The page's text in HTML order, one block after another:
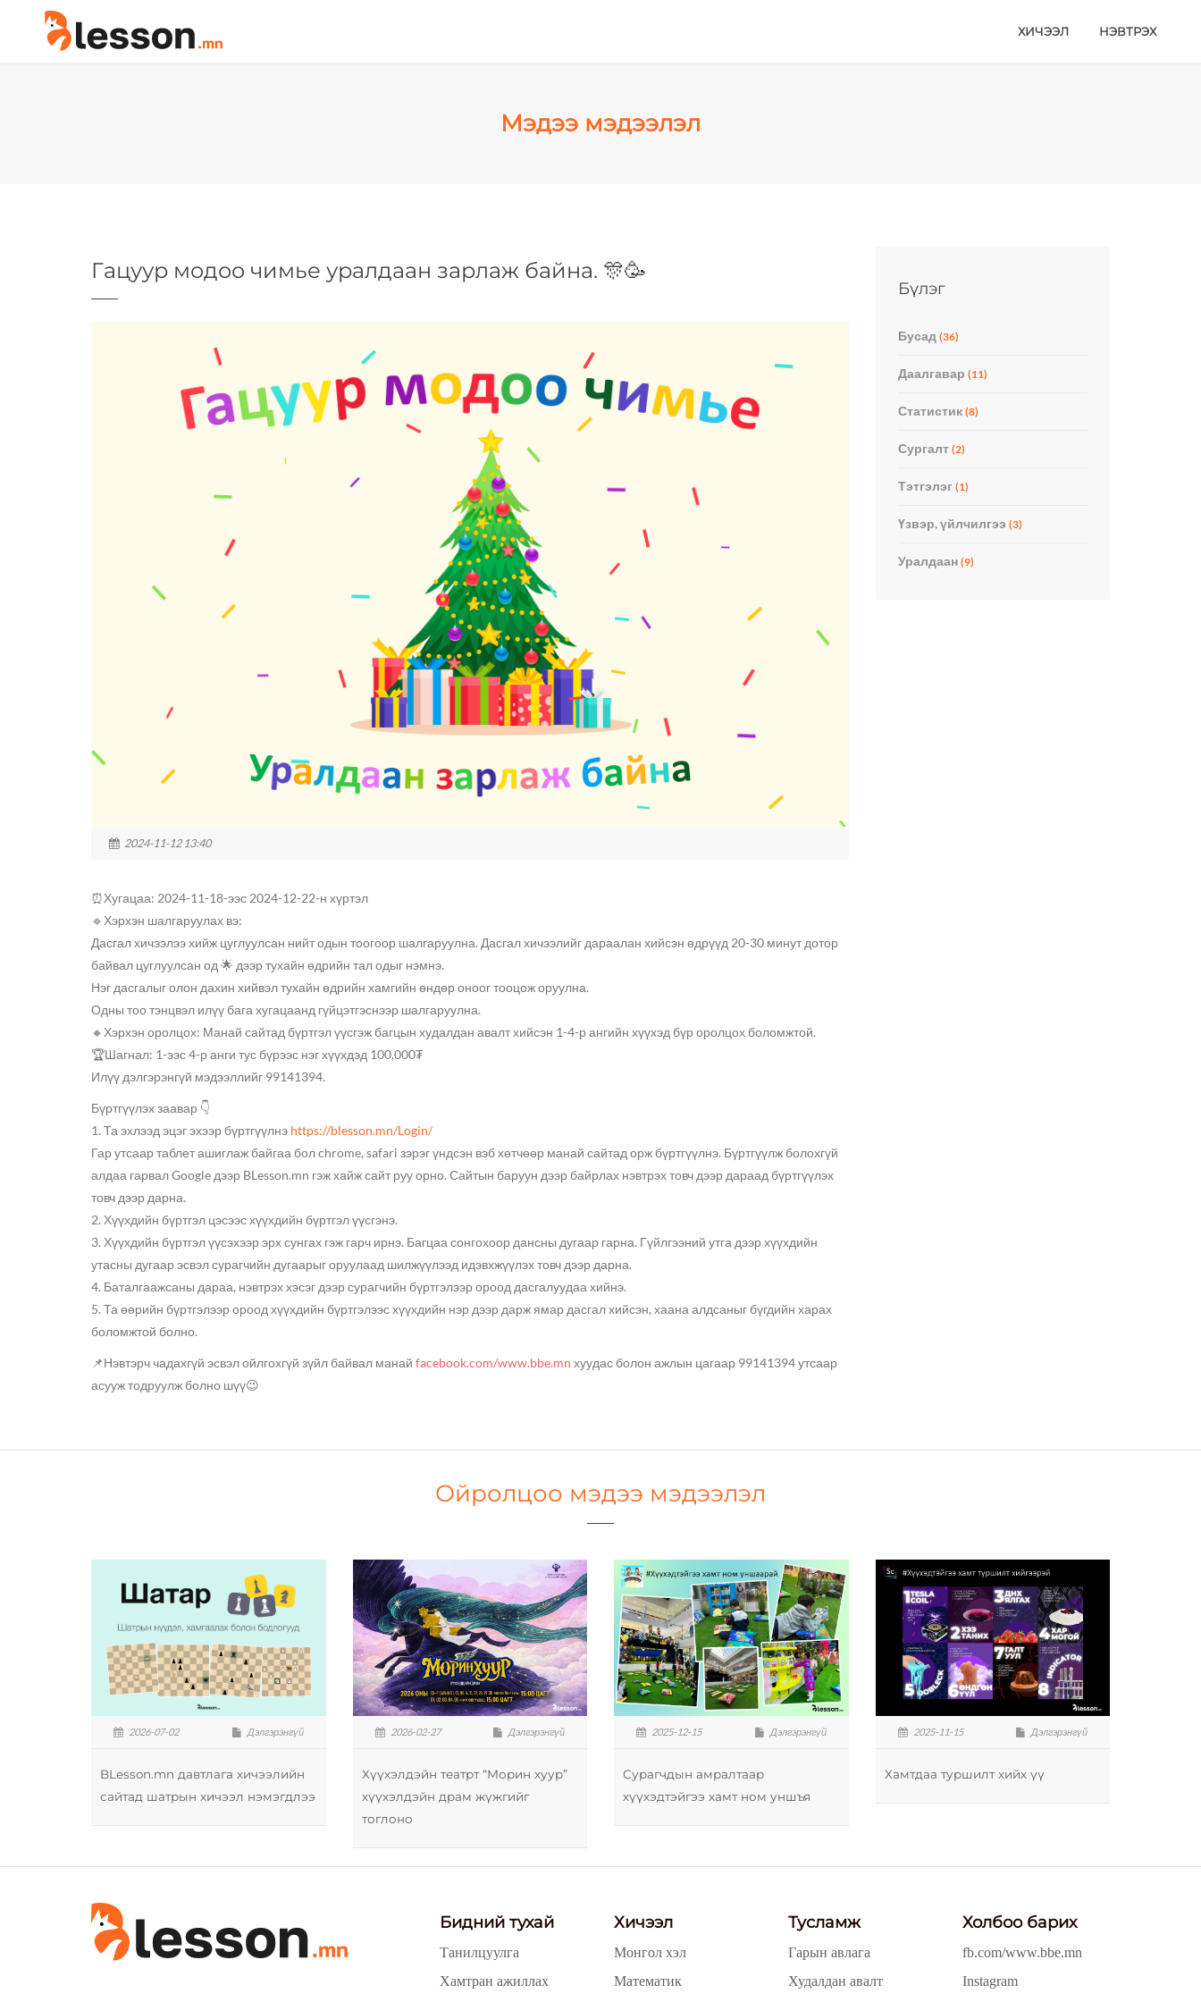
ХИЧЭЭЛ НЭВТРЭХ
Мэдээ мэдээлэл
Гацуур модоо чимье уралдаан зарлаж байна. 🎊🥳
2024-11-12 13:40
⏰Хугацаа: 2024-11-18-ээс 2024-12-22-н хүртэл
🔹Хэрхэн шалгаруулах вэ:
Дасгал хичээлээ хийж цуглуулсан нийт одын тоогоор шалгаруулна. Дасгал хичээлийг дараалан хийсэн өдрүүд 20-30 минут дотор
байвал цуглуулсан од 🌟 дээр тухайн өдрийн тал одыг нэмнэ.
Нэг дасгалыг олон дахин хийвэл тухайн өдрийн хамгийн өндөр оноог тооцож оруулна.
Одны тоо тэнцвэл илүү бага хугацаанд гүйцэтгэснээр шалгаруулна.
🔸Хэрхэн оролцох: Манай сайтад бүртгэл үүсгэж багцын худалдан авалт хийсэн 1-4-р ангийн хүүхэд бүр оролцох боломжтой.
🏆Шагнал: 1-ээс 4-р анги тус бүрээс нэг хүүхдэд 100,000₮
Илүү дэлгэрэнгүй мэдээллийг 99141394.
Бүртгүүлэх заавар 👇
1. Та эхлээд эцэг эхээр бүртгүүлнэ https://blesson.mn/Login/
Гар утсаар таблет ашиглаж байгаа бол chrome, safari зэрэг үндсэн вэб хөтчөөр манай сайтад орж бүртгүүлнэ. Бүртгүүлж болохгүй
алдаа гарвал Google дээр BLesson.mn гэж хайж сайт руу орно. Сайтын баруун дээр байрлах нэвтрэх товч дээр дараад бүртгүүлэх
товч дээр дарна.
2. Хүүхдийн бүртгэл цэсээс хүүхдийн бүртгэл үүсгэнэ.
3. Хүүхдийн бүртгэл үүсэхээр эрх сунгах гэж гарч ирнэ. Багцаа сонгохоор дансны дугаар гарна. Гүйлгээний утга дээр хүүхдийн
утасны дугаар эсвэл сурагчийн дугаарыг оруулаад шилжүүлээд идэвхжүүлэх товч дээр дарна.
4. Баталгаажсаны дараа, нэвтрэх хэсэг дээр сурагчийн бүртгэлээр ороод дасгалуудаа хийнэ.
5. Та өөрийн бүртгэлээр ороод хүүхдийн бүртгэлээс хүүхдийн нэр дээр дарж ямар дасгал хийсэн, хаана алдсаныг бүгдийн харах
боломжтой болно.
📌Нэвтэрч чадахгүй эсвэл ойлгохгүй зүйл байвал манай facebook.com/www.bbe.mn хуудас болон ажлын цагаар 99141394 утсаар
асууж тодруулж болно шүү😉
Бүлэг
Бусад (36)
Даалгавар (11)
Статистик (8)
Сургалт (2)
Тэтгэлэг (1)
Үзвэр, үйлчилгээ (3)
Уралдаан (9)
Ойролцоо мэдээ мэдээлэл
2026-07-02 Дэлгэрэнгүй
BLesson.mn давтлага хичээлийн
сайтад шатрын хичээл нэмэгдлээ
2026-02-27 Дэлгэрэнгүй
Хүүхэлдэйн театрт “Морин хуур”
хүүхэлдэйн драм жүжгийг
тоглоно
2025-12-15 Дэлгэрэнгүй
Сурагчдын амралтаар
хүүхэдтэйгээ хамт ном уншъя
2025-11-15 Дэлгэрэнгүй
Хамтдаа туршилт хийх үү
Бидний тухай
Танилцуулга
Хамтран ажиллах
Хичээл
Монгол хэл
Математик
Тусламж
Гарын авлага
Худалдан авалт
Холбоо барих
fb.com/www.bbe.mn
Instagram